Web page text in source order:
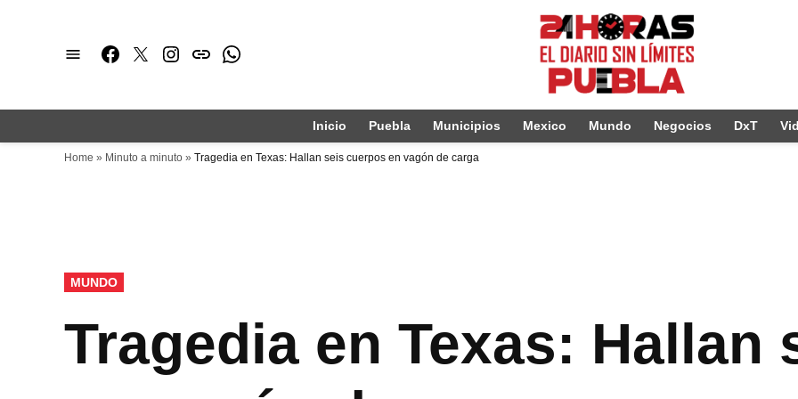
Facebook
TwitterInstagram
issuuWhatsapp
Inicio Puebla Municipios Mexico Mundo Negocios DxT
Home » Minuto a minuto » Tragedia en Texas: Hallan seis cuerpos en vagón de carga
PUBLICADO
EN
MUNDO
Tragedia en Texas: Hallan